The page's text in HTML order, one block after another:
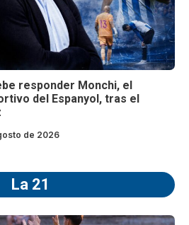
responder Monchi, el
del Espanyol, tras el
de 2026
La 21